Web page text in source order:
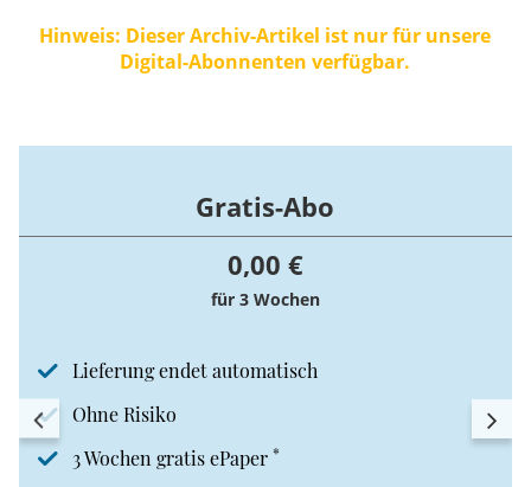
die Spanier, begeht. Mexikos Regierung plant dann
eine Reihe von Veranstaltungen.
Hinweis: Dieser Archiv-Artikel ist nur für unsere
Digital-Abonnenten verfügbar.
Gratis-Abo
0,00 €
für 3 Wochen
Lieferung endet automatisch
Ohne Risiko
3 Wochen gratis ePaper *